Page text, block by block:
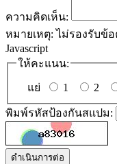
ความคิดเห็น:
หมายเหตุ: ไม่รองรับข้อ
Javascript
ให้คะแนน:
แย่ 1 2
พิมพ์รหัสป้องกันสแปม:
ดำเนินการต่อ